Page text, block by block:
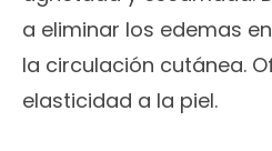
a eliminar los edemas
la circulación cutánea.
elasticidad a la piel.